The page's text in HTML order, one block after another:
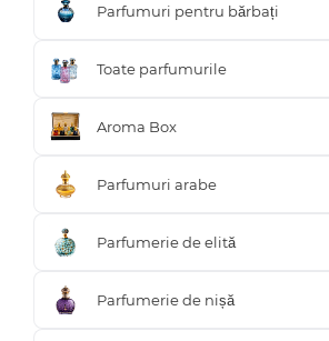
Parfumuri pentru bărbați
Toate parfumurile
Aroma Box
Parfumuri arabe
Parfumerie de elită
Parfumerie de nișă